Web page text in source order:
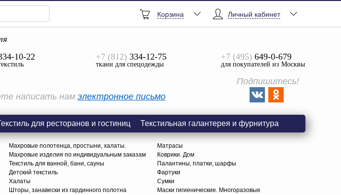
Просмотреть Все
Личный кабинет
Корзина
10-22 +7 (812) 334-12-75
ткани для спецодежды
+7 (495) 649-0-679
для покупателей из Москвы
написать нам электронное письмо
Подпишитесь!
для ресторанов и гостиниц Текстильная галантерея и фурнитура
Махровые полотенца, простыни, халаты.
Махровые изделия по индивидуальным заказам
Текстиль для ванной, бани, сауны
Детский текстиль
Халаты
Шторы, занавески из гардинного полотна
Матрасы
Коврики. Дом
Палантины, платки, шарфы
Фартуки
Сумки
Маски гигиенические. Многоразовые